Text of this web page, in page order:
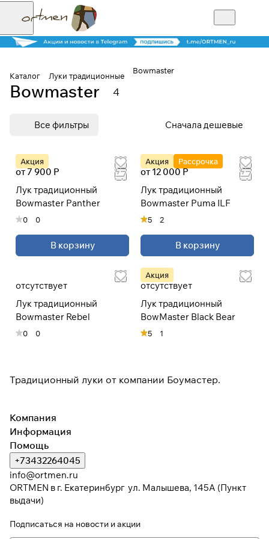
Каталог Луки традиционные
Bowmaster
Bowmaster 4
Все фильтры Сначала дешевые
Акция
от 7 900 Р
Лук традиционный
Bowmaster Panther
0 0
В корзину
Акция Рассрочка
от 12 000 Р
Лук традиционный
Bowmaster Puma ILF
5 2
В корзину
отсутствует
Лук традиционный
Bowmaster Rebel
0 0
Акция
отсутствует
Лук традиционный
BowMaster Black Bear
5 1
Традиционный луки от компании Боумастер.
Для клиентов всех банков
Разбейте
оплату на части
Сегодня
25%
Добавляйте товары
При оформлении заказа
выберите метод оплатыПЛАЙТ
списываться
по25
применяются.
Компания
Информация
Помощь
+73432264045
info@ortmen.ru
ORTMEN в г. Екатеринбург ул. Малышева, 145А (Пункт
выдачи)
Подписаться на новости и акции